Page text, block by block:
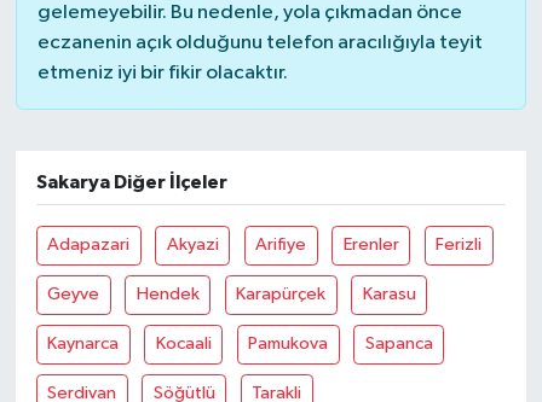
gelemeyebilir. Bu nedenle, yola çıkmadan önce
eczanenin açık olduğunu telefon aracılığıyla teyit
etmeniz iyi bir fikir olacaktır.
Sakarya Diğer İlçeler
Adapazari Akyazi Arifiye Erenler Ferizli
Geyve Hendek Karapürçek Karasu
Kaynarca Kocaali Pamukova Sapanca
Serdivan Söğütlü Tarakli